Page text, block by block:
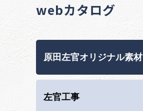
webカタログ
原田左官オリジナル素材
左官工事